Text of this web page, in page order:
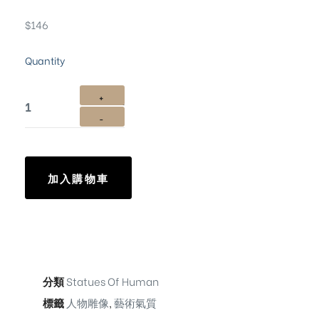
$146
Quantity
加入購物車
分類Statues Of Human
標籤 人物雕像,藝術氣質